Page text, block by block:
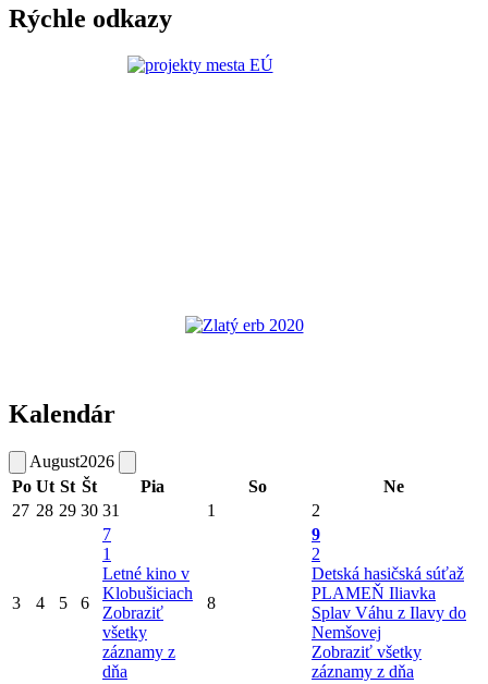
Rýchle odkazy
Kalendár
August2026
Po Ut St Št Pia So
Ne
27 28 29 30 31 1 2
3 4 5 6
7
1
Letné kino v
Klobušiciach
Zobraziť
všetky
záznamy z
dňa
8
9
2
Detská hasičská súťaž
PLAMEŇ Iliavka
Splav Váhu z Ilavy do
Nemšovej
Zobraziť všetky
záznamy z dňa